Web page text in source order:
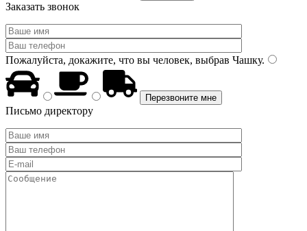
Заказать звонок
Пожалуйста, докажите, что вы человек, выбрав Чашку.
Письмо директору